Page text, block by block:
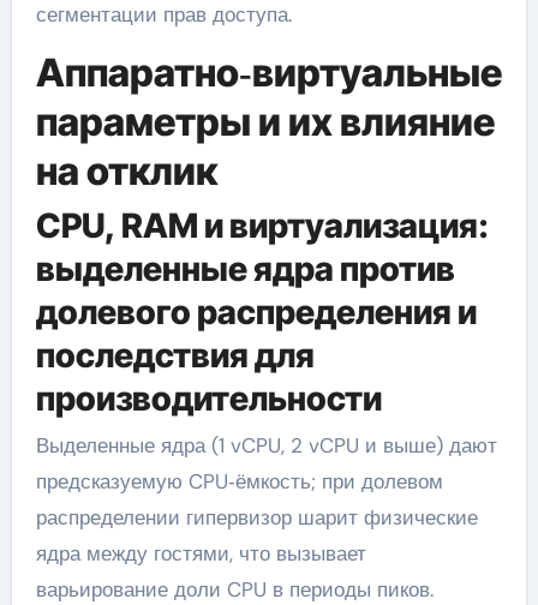
сегментации прав доступа.
Аппаратно‑виртуальные
параметры и их влияние
на отклик
CPU, RAM и виртуализация:
выделенные ядра против
долевого распределения и
последствия для
производительности
Выделенные ядра (1 vCPU, 2 vCPU и выше) дают
предсказуемую CPU‑ёмкость; при долевом
распределении гипервизор шарит физические
ядра между гостями, что вызывает
варьирование доли CPU в периоды пиков.